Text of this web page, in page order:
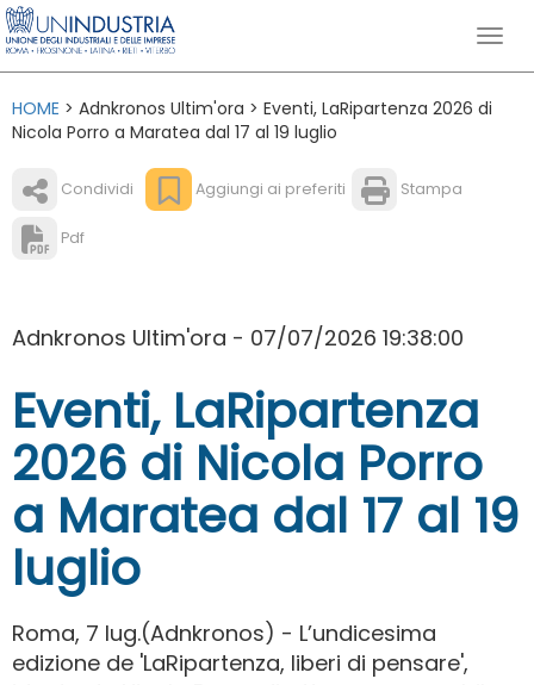
HOME > Adnkronos Ultim'ora > Eventi, LaRipartenza 2026 di
Nicola Porro a Maratea dal 17 al 19 luglio
Condividi Aggiungi ai preferiti Stampa
Pdf
Adnkronos Ultim'ora - 07/07/2026 19:38:00
Eventi, LaRipartenza
2026 di Nicola Porro
a Maratea dal 17 al 19
luglio
Roma, 7 lug.(Adnkronos) - L’undicesima
edizione de 'LaRipartenza, liberi di pensare',